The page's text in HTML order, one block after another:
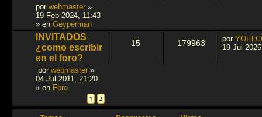
por webmaster »
19 Feb 2024, 11:43
» en Geyperman
INVITADOS
¿como escribir
en el foro?
por webmaster »
04 Jul 2011, 21:20
» en Foro
1 2
15 179963 por
19 Jul